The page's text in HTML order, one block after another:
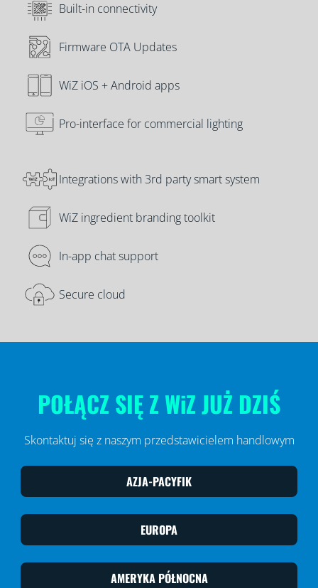
Built-in connectivity
Firmware OTA Updates
WiZ iOS + Android apps
Pro-interface for commercial lighting
Integrations with 3rd party smart system
WiZ ingredient branding toolkit
In-app chat support
Secure cloud
POŁĄCZ SIĘ Z WiZ JUŻ DZIŚ
Skontaktuj się z naszym przedstawicielem handlowym
AZJA-PACYFIK
EUROPA
AMERYKA PÓŁNOCNA